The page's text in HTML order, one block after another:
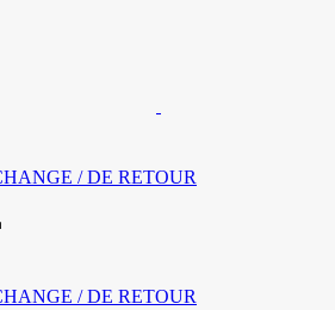
/ DE RETOUR
/ DE RETOUR